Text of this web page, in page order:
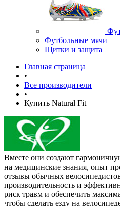
Футбольные мячи
Щитки и защита
Главная страница
•
Все производители
•
Купить Natural Fit
Вместе они создают
на медицинские знания, опыт
отзывы обычных
производительность и
риск травм и обеспечить
чтобы сделать езду на